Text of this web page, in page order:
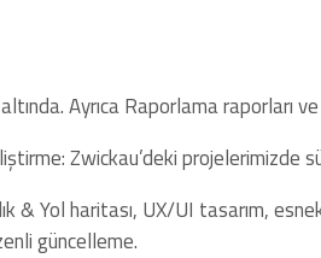
Ayrıca Raporlama raporları
Zwickau’deki projelerimizde
& Yol haritası, UX/UI tasarım,
güncelleme.